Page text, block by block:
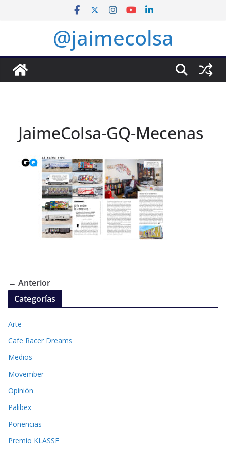
@jaimecolsa
JaimeColsa-GQ-Mecenas
← Anterior
Categorías
Arte
Cafe Racer Dreams
Medios
Movember
Opinión
Palibex
Ponencias
Premio KLASSE